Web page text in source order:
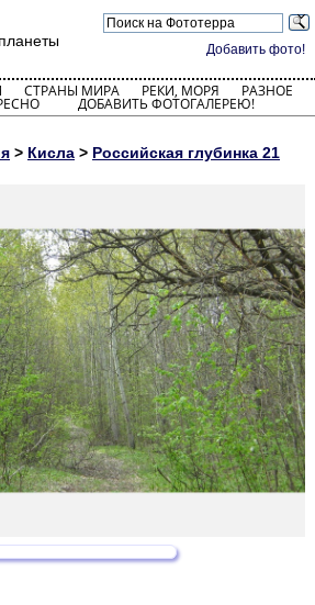
Добавить фото!
СТРАНЫ МИРА РЕКИ, МОРЯ РАЗНОЕ
ДОБАВИТЬ ФОТОГАЛЕРЕЮ!
> Кисла > Российская глубинка 21